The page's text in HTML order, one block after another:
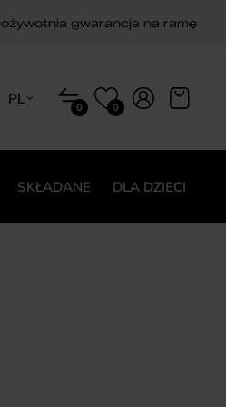
gwarancja na ramę
PL
0 0
SKŁADANE DLA DZIECI